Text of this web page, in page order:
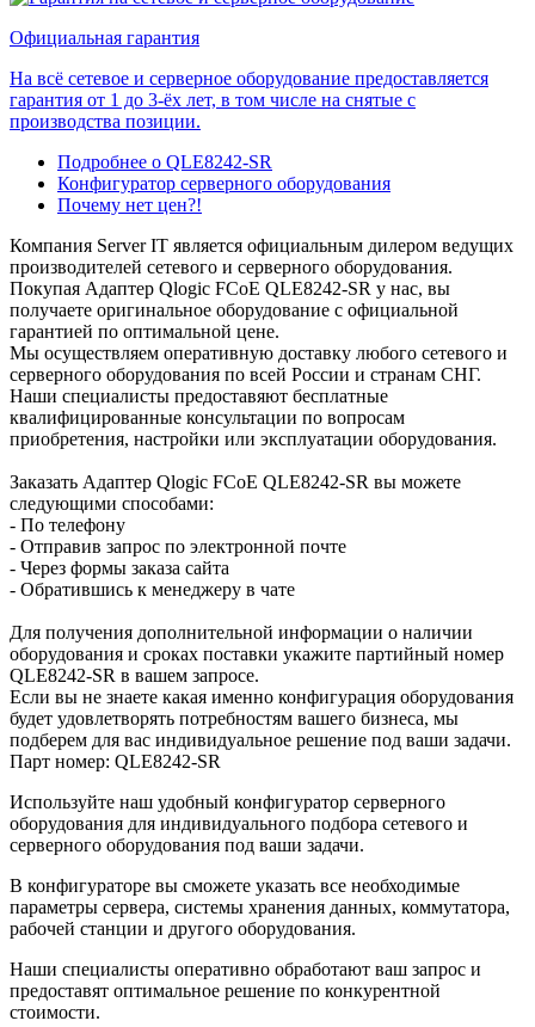
Официальная гарантия
На всё сетевое и серверное оборудование предоставляется
гарантия от 1 до 3-ёх лет, в том числе на снятые с
производства позиции.
Подробнее о QLE8242-SR
Конфигуратор серверного оборудования
Почему нет цен?!
Компания Server IT является официальным дилером ведущих
производителей сетевого и серверного оборудования.
Покупая Адаптер Qlogic FCoE QLE8242-SR у нас, вы
получаете оригинальное оборудование с официальной
гарантией по оптимальной цене.
Мы осуществляем оперативную доставку любого сетевого и
серверного оборудования по всей России и странам СНГ.
Наши специалисты предоставяют бесплатные
квалифицированные консультации по вопросам
приобретения, настройки или эксплуатации оборудования.
Заказать Адаптер Qlogic FCoE QLE8242-SR вы можете
следующими способами:
- По телефону
- Отправив запрос по электронной почте
- Через формы заказа сайта
- Обратившись к менеджеру в чате
Для получения дополнительной информации о наличии
оборудования и сроках поставки укажите партийный номер
QLE8242-SR в вашем запросе.
Если вы не знаете какая именно конфигурация оборудования
будет удовлетворять потребностям вашего бизнеса, мы
подберем для вас индивидуальное решение под ваши задачи.
Парт номер: QLE8242-SR
Используйте наш удобный конфигуратор серверного
оборудования для индивидуального подбора сетевого и
серверного оборудования под ваши задачи.
В конфигураторе вы сможете указать все необходимые
параметры сервера, системы хранения данных, коммутатора,
рабочей станции и другого оборудования.
Наши специалисты оперативно обработают ваш запрос и
предоставят оптимальное решение по конкурентной
стоимости.